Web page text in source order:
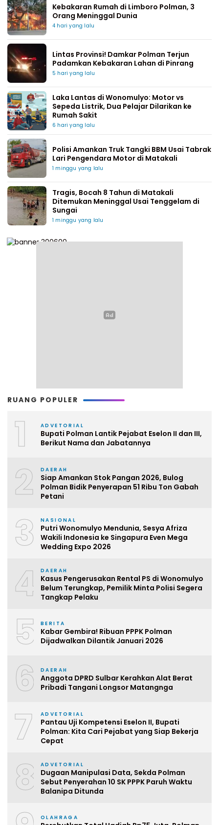
Kebakaran Rumah di Limboro Polman, 3
Orang Meninggal Dunia
4 hari yang lalu
Lintas Provinsi! Damkar Polman Terjun
Padamkan Kebakaran Lahan di Pinrang
5 hari yang lalu
Laka Lantas di Wonomulyo: Motor vs
Sepeda Listrik, Dua Pelajar Dilarikan ke
Rumah Sakit
6 hari yang lalu
Polisi Amankan Truk Tangki BBM Usai Tabrak
Lari Pengendara Motor di Matakali
1 minggu yang lalu
Tragis, Bocah 8 Tahun di Matakali
Ditemukan Meninggal Usai Tenggelam di
Sungai
1 minggu yang lalu
RUANG POPULER
1 ADVETORIAL
Bupati Polman Lantik Pejabat Eselon II dan III,
Berikut Nama dan Jabatannya
2 DAERAH
Siap Amankan Stok Pangan 2026, Bulog
Polman Bidik Penyerapan 51 Ribu Ton Gabah
Petani
3 NASIONAL
Putri Wonomulyo Mendunia, Sesya Afriza
Wakili Indonesia ke Singapura Even Mega
Wedding Expo 2026
4 DAERAH
Kasus Pengerusakan Rental PS di Wonomulyo
Belum Terungkap, Pemilik Minta Polisi Segera
Tangkap Pelaku
5 BERITA
Kabar Gembira! Ribuan PPPK Polman
Dijadwalkan Dilantik Januari 2026
6 DAERAH
Anggota DPRD Sulbar Kerahkan Alat Berat
Pribadi Tangani Longsor Matangnga
7 ADVETORIAL
Pantau Uji Kompetensi Eselon II, Bupati
Polman: Kita Cari Pejabat yang Siap Bekerja
Cepat
8 ADVETORIAL
Dugaan Manipulasi Data, Sekda Polman
Sebut Penyerahan 10 SK PPPK Paruh Waktu
Balanipa Ditunda
OLAHRAGA